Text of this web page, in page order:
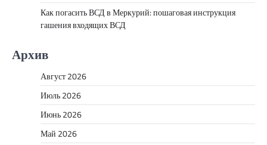
Как погасить ВСД в Меркурий: пошаговая инструкция
гашения входящих ВСД
Архив
Август 2026
Июль 2026
Июнь 2026
Май 2026